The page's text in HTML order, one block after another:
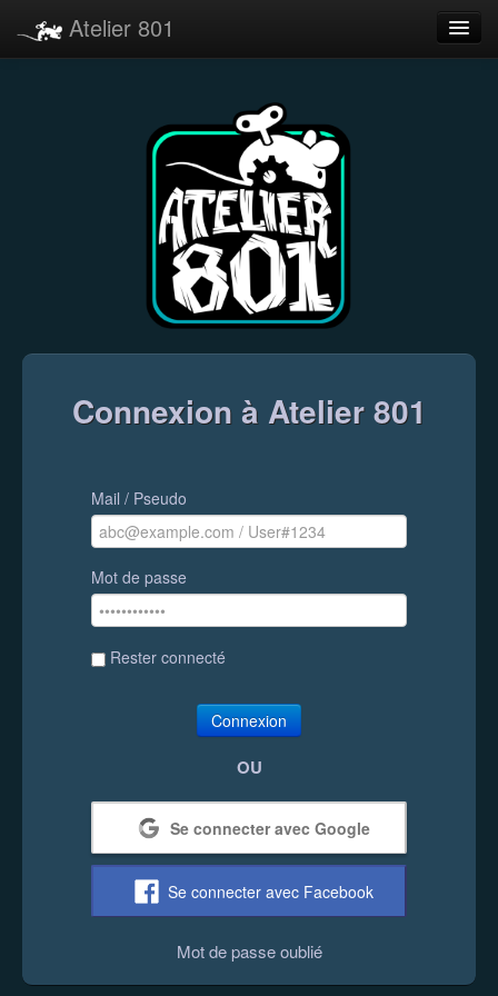
Atelier 801
Connexion à Atelier 801
Mail / Pseudo
Mot de passe
Rester connecté
Connexion
OU
Se connecter avec Google
Se connecter avec Facebook
Mot de passe oublié